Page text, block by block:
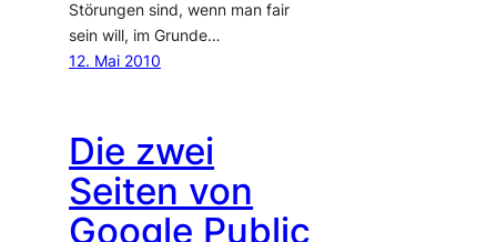
Störungen sind, wenn man fair
sein will, im Grunde…
12. Mai 2010
Die zwei
Seiten von
Google Public